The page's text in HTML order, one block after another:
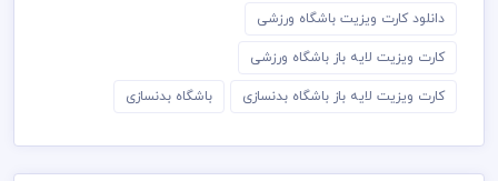
دانلود کارت ویزیت باشگاه ورزشی
کارت ویزیت لایه باز باشگاه ورزشی
کارت ویزیت لایه باز باشگاه بدنسازی باشگاه بدنسازی